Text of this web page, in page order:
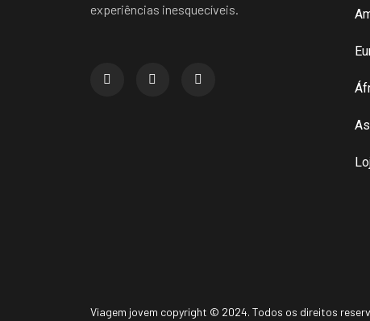
experiências inesquecíveis.
Viagem jovem copyright © 2024. Todos os direitos